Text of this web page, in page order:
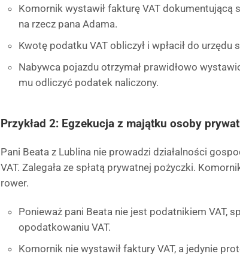
Komornik wystawił fakturę VAT dokumentującą
na rzecz pana Adama.
Kwotę podatku VAT obliczył i wpłacił do urzędu
Nabywca pojazdu otrzymał prawidłowo
mu odliczyć podatek naliczony.
Przykład 2: Egzekucja z majątku osoby
Pani Beata z Lublina nie prowadzi działalności
VAT. Zalegała ze spłatą prywatnej pożyczki.
rower.
Ponieważ pani Beata nie jest podatnikiem VAT,
opodatkowaniu VAT.
Komornik nie wystawił faktury VAT, a jedynie